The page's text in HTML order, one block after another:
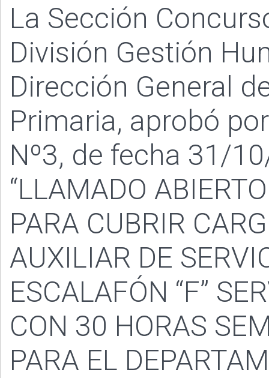
La Sección
División Gestión
Dirección General
Primaria, aprobó
Nº3, de fecha 31/
“LLAMADO
PARA CUBRIR
AUXILIAR DE
ESCALAFÓN “F”
CON 30 HORAS
PARA EL